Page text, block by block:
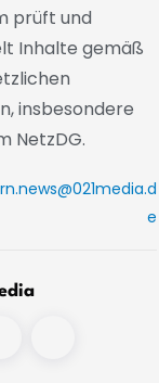
soll
prüft und
Inhalte gemäß
insbesondere
NetzDG.
e